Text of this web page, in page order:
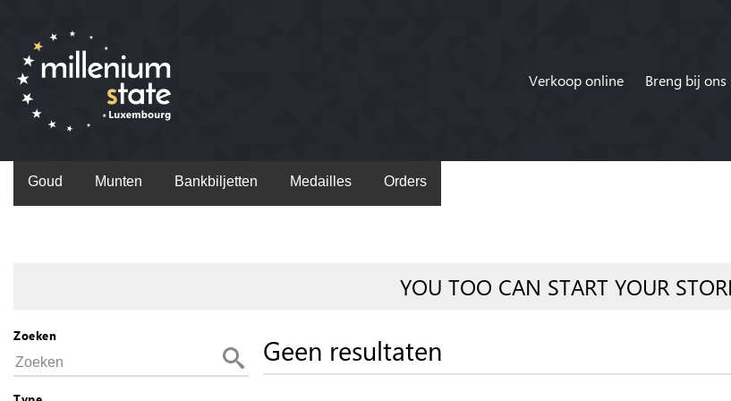
Verkoop online Breng bij ons
Goud Munten Bankbiljetten Medailles Orders
YOU TOO CAN START YOUR
Zoeken Geen resultaten